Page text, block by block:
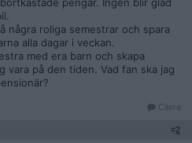
några roliga semestrar och spara
alla dagar i veckan.
med era barn och skapa
vara på den tiden. Vad fan ska jag
Citera
#2